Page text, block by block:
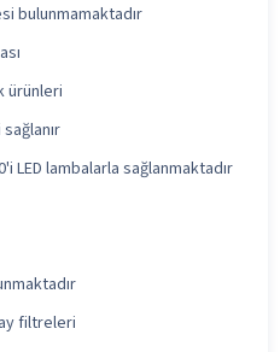
bulunmamaktadır
ürünleri
LED lambalarla sağlanmaktadır
filtreleri